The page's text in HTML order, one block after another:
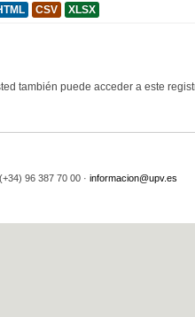
CSV XLSX
también puede acceder a este
96 387 70 00 · informacion@upv.es